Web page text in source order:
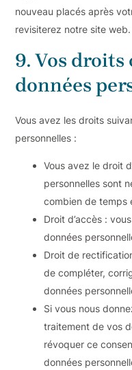
nouveau placés après
revisiterez notre site web.
9. Vos
données
Vous avez les droits
personnelles :
Vous avez le droit
personnelles sont
combien de temps
Droit d’accès :
données
Droit de
de compléter,
données
Si vous nous
traitement de vos
révoquer ce
données